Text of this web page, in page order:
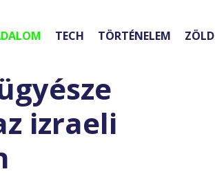
TECH TÖRTÉNELEM ZÖLD
izraeli